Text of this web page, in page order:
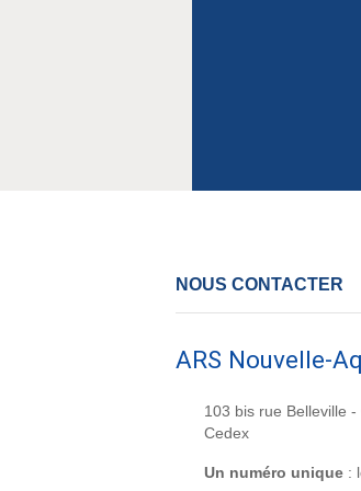
NOUS CONTACTER
ARS Nouvelle-
103 bis rue Belleville
Cedex
Un numéro unique :